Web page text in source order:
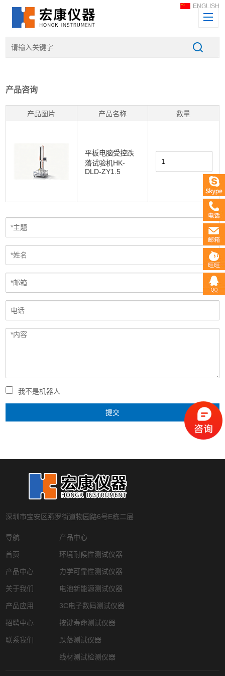
ENGLISH
产品咨询
产品图片 产品名称
平板电脑受控跌
落试验机HK-
DLD-ZY1.5
数量
我不是机器人
深圳市宝安区燕罗街道物园路6号E栋二层
导航
首页
产品中心
关于我们
产品应用
招聘中心
联系我们
产品中心
环境耐候性测试仪器
力学可靠性测试仪器
电池新能源测试仪器
3C电子数码测试仪器
按键寿命测试仪器
跌落测试仪器
线材测试检测仪器